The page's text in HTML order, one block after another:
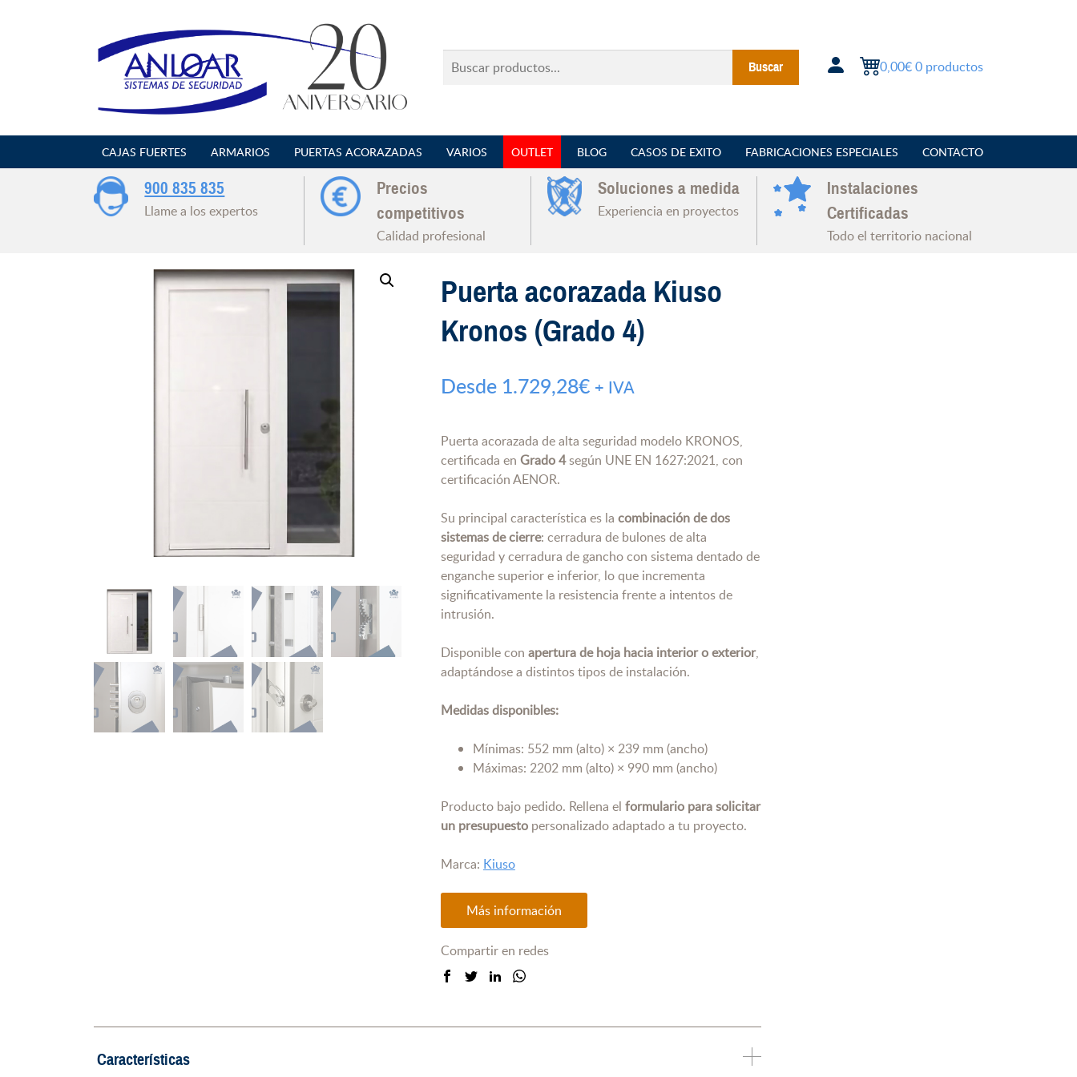
Buscar
productos...
Buscar 0,00€0 productos
CAJAS FUERTES ARMARIOS PUERTAS ACORAZADAS VARIOS OUTLET BLOG CASOS DE EXITO FABRICACIONES ESPECIALES CONTACTO
900 835 835
Llame a los expertos
Precios
competitivos
Calidad profesional
Soluciones a medida
Experiencia en proyectos
Instalaciones
Certificadas
Todo el territorio nacional
Puerta acorazada Kiuso
Kronos (Grado 4)
Desde 1.729,28€ + IVA
Puerta acorazada de alta seguridad modelo KRONOS,
certificada en Grado 4según UNE EN 1627:2021, con
certificación AENOR.
Su principal característica es la combinación de dos
sistemas de cierre: cerradura de bulones de alta
seguridad y cerradura de gancho con sistema dentado de
enganche superior e inferior, lo que incrementa
significativamente la resistencia frente a intentos de
intrusión.
Disponible con apertura de hoja hacia interior o exterior,
adaptándose a distintos tipos de instalación.
Medidas disponibles:
Mínimas: 552 mm (alto) × 239 mm (ancho)
Máximas: 2202 mm (alto) × 990 mm (ancho)
Producto bajo pedido. Rellena el formulario para solicitar
un presupuestopersonalizado adaptado a tu proyecto.
Marca: Kiuso
Más información
Compartir en redes
Características